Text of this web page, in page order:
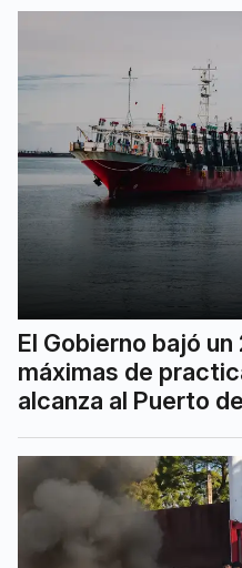
El Gobierno bajó
máximas de
alcanza al Puerto